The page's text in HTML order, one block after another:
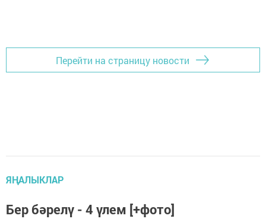
Перейти на страницу новости
ЯҢАЛЫКЛАР
Бер бәрелү - 4 үлем [+фото]